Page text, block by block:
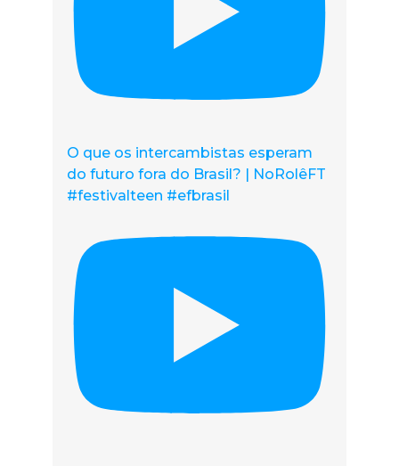
O que os intercambistas esperam
do futuro fora do Brasil? | NoRolêFT
#festivalteen #efbrasil